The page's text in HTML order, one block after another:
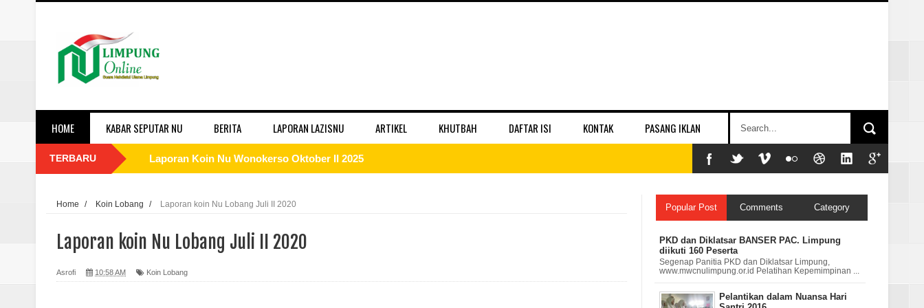
HOME KABAR SEPUTAR NU BERITA LAPORAN LAZISNU ARTIKEL KHUTBAH DAFTAR ISI KONTAK PASANG IKLAN
TERBARU Laporan Koin Nu Wonokerso Oktober II 2025
Laporan Koin Nu Sidomulyo Oktober II 2025
Laporan Koin Nu Sempu Oktober II 2025
Home / Koin Lobang / Laporan koin Nu Lobang Juli II 2020
Laporan koin Nu Lobang Juli II 2020
Asrofi 10:58 AM Koin Lobang
Popular Post Comments Category
PKD dan Diklatsar BANSER PAC. Limpung
diikuti 160 Peserta
Segenap Panitia PKD dan Diklatsar Limpung,
www.mwcnulimpung.or.id Pelatihan Kepemimpinan ...
Pelantikan dalam Nuansa Hari